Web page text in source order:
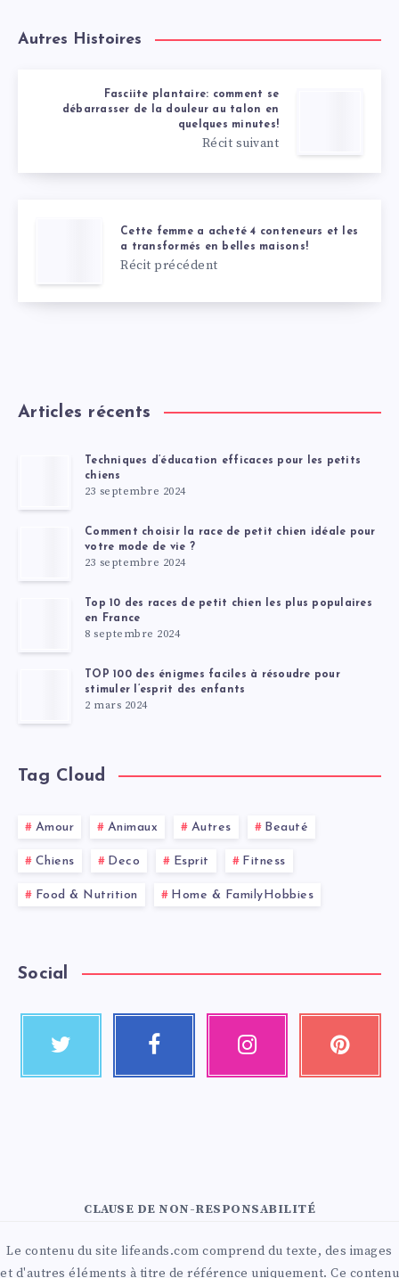
Autres Histoires
Fasciite plantaire: comment se
débarrasser de la douleur au talon en
quelques minutes!
Récit suivant
Cette femme a acheté 4 conteneurs et les
a transformés en belles maisons!
Récit précédent
Articles récents
Techniques d’éducation efficaces pour les petits
chiens
23 septembre 2024
Comment choisir la race de petit chien idéale pour
votre mode de vie ?
23 septembre 2024
Top 10 des races de petit chien les plus populaires
en France
8 septembre 2024
TOP 100 des énigmes faciles à résoudre pour
stimuler l’esprit des enfants
2 mars 2024
Tag Cloud
Amour Animaux Autres Beauté
Chiens Deco Esprit Fitness
Food & Nutrition Home & FamilyHobbies
Social
CLAUSE DE NON-RESPONSABILITÉ
Le contenu du site lifeands.com comprend du texte, des images
et d'autres éléments à titre de référence uniquement. Ce contenu